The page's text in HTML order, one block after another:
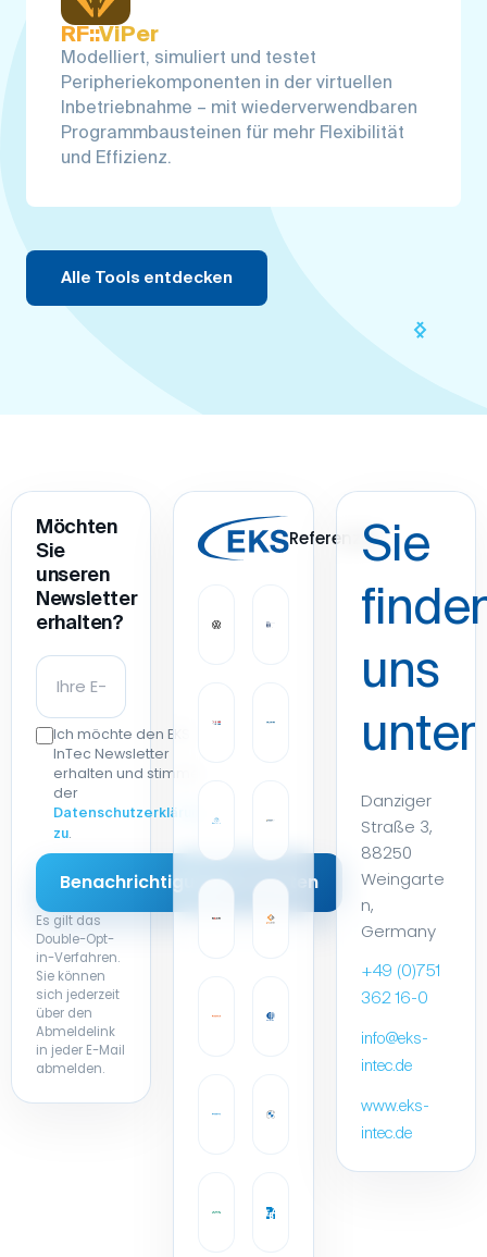
RF::ViPer
Modelliert, simuliert und testet
Peripheriekomponenten in der virtuellen
Inbetriebnahme – mit wiederverwendbaren
Programmbausteinen für mehr Flexibilität
und Effizienz.
Alle Tools entdecken
Möchten
Sie
unseren
Newsletter
erhalten?
Ich möchte den EKS
InTec Newsletter
erhalten und stimme
der
Datenschutzerklärung
zu.
Es gilt das
Double-Opt-
in-Verfahren.
Sie können
sich jederzeit
über den
Abmeldelink
in jeder E-Mail
abmelden.
ReferenzenSie
uns
unter
Danziger
Straße 3,
88250
Weingarte
n,
Germany
+49 (0)751
362 16-0
info@eks-
intec.de
www.eks-
intec.de